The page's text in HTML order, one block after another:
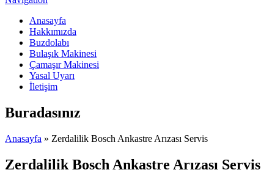
Anasayfa
Hakkımızda
Buzdolabı
Bulaşık Makinesi
Çamaşır Makinesi
Yasal Uyarı
İletişim
Buradasınız
Anasayfa » Zerdalilik Bosch Ankastre Arızası Servis
Zerdalilik Bosch Ankastre Arızası Servis